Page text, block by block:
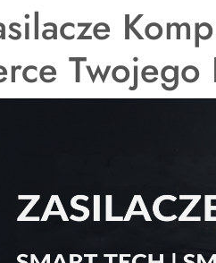
Twojego